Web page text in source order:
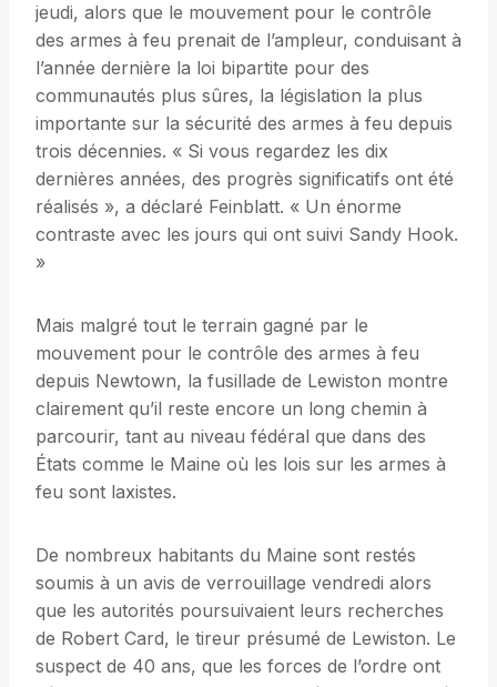
jeudi, alors que le mouvement pour le contrôle
des armes à feu prenait de l’ampleur, conduisant à
l’année dernière la loi bipartite pour des
communautés plus sûres, la législation la plus
importante sur la sécurité des armes à feu depuis
trois décennies. « Si vous regardez les dix
dernières années, des progrès significatifs ont été
réalisés », a déclaré Feinblatt. « Un énorme
contraste avec les jours qui ont suivi Sandy Hook.
»
Mais malgré tout le terrain gagné par le
mouvement pour le contrôle des armes à feu
depuis Newtown, la fusillade de Lewiston montre
clairement qu’il reste encore un long chemin à
parcourir, tant au niveau fédéral que dans des
États comme le Maine où les lois sur les armes à
feu sont laxistes.
De nombreux habitants du Maine sont restés
soumis à un avis de verrouillage vendredi alors
que les autorités poursuivaient leurs recherches
de Robert Card, le tireur présumé de Lewiston. Le
suspect de 40 ans, que les forces de l’ordre ont